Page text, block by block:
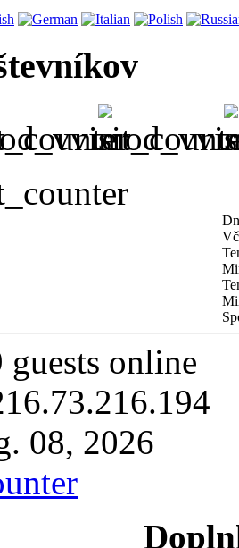
guests online
08, 2026